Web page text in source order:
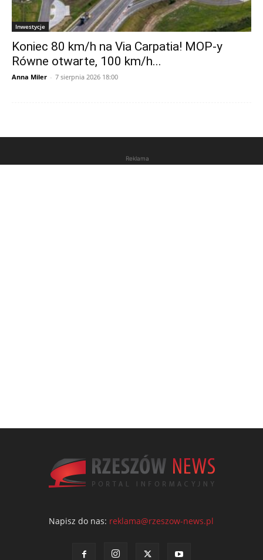
Inwestycje
Koniec 80 km/h na Via Carpatia! MOP-y
Równe otwarte, 100 km/h...
Anna Miler - 7 sierpnia 2026 18:00
Reklama
Napisz do nas: reklama@rzeszow-news.pl